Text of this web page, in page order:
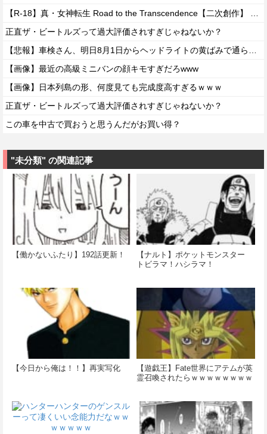
正直ザ・ビートルズって過大評価されすぎじゃねないか？
【画像】最近の高級ミニバンの顔キモすぎだろwww
【画像】日本列島の形、何度見ても完成度高すぎるｗｗｗ
正直ザ・ビートルズって過大評価されすぎじゃねないか？
この車を中古で買おうと思うんだがお買い得？
"未分類" の関連記事
【働かないふたり】192話更新！
【ナルト】ポケットモンスター
トビラマ！ハシラマ！
【今日から俺は！！】再実写化
【遊戯王】Fate世界にアテムが英
霊召喚されたらｗｗｗｗｗｗｗｗ